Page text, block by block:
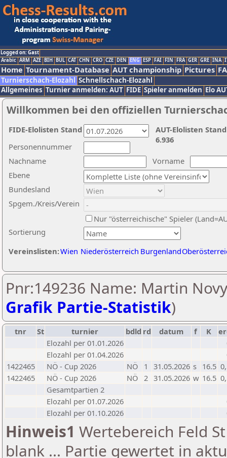
Logged on: Gast
Arabic ARM AZE BIH BUL CAT CHN CRO CZE DEN ENG ESP FAI FIN FRA GER GRE INA
Home Tournament-Database AUT championship Pictures
Turnierschach-Elozahl Schnellschach-Elozahl
Allgemeines Turnier anmelden: AUT FIDE Spieler anmelden Elo
Willkommen bei den offiziellen
Nachname
Vorname
Ebene
Sortierung
Personennummer
Bundesland
Spgem./Kreis/Verein
Nur "österreichische" Spieler
Vereinslisten:Wien Niederösterreich Burgenland
AUT-Elolisten
6.936
FIDE-Elolisten Stand
Pnr:149236 Name: Martin
Grafik Partie-Statistik)
tnr St turnier bdld rd datum f K
Elozahl per 01.01.2026
Elozahl per 01.04.2026
1422465
NÖ - Cup 2026 NÖ 1 31.05.2026 s 16.5
1422465
NÖ - Cup 2026 NÖ 2 31.05.2026 w 16.5
Gesamtpartien 2
Elozahl per 01.07.2026
Elozahl per 01.10.2026
Hinweis1 Wertebereich Feld
blank ... Partie gewertet in